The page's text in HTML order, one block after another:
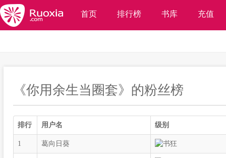
首页 排行榜 书库 充值
《你用余生当圈套》的粉丝榜
排行 用户名 级别
1 葛向日葵